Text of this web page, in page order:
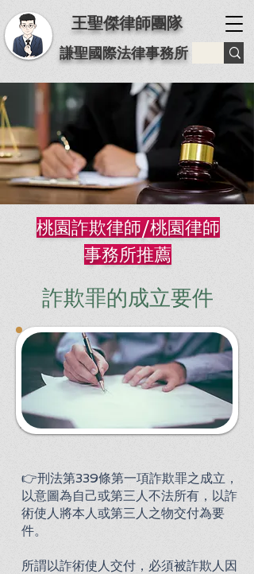
王聖傑律師團隊
謙聖國際法律事務所
桃園詐欺律師/桃園律師
事務所推薦
詐欺罪的成立要件
👉刑法第339條第一項詐欺罪之成立，
以意圖為自己或第三人不法所有，以詐
術使人將本人或第三人之物交付為要
件。
所謂以詐術使人交付，必須被詐欺人因